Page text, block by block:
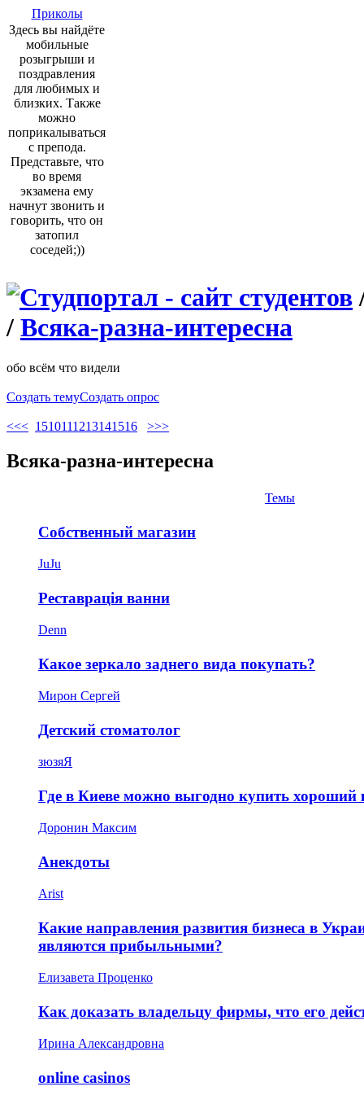
Приколы
Здесь вы найдёте
мобильные
розыгрыши и
поздравления
для любимых и
близких. Также
можно
поприкалываться
с препода.
Представьте, что
во время
экзамена ему
начнут звонить и
говорить, что он
затопил
соседей;))
/ Всяка-разна-интересна
обо всём что видели
Создать темуСоздать опрос
<<< 1 510111213141516 >>>
Всяка-разна-интересна
Темы
Собственный магазин
JuJu
Реставрація ванни
Denn
Какое зеркало заднего вида покупать?
Мирон Сергей
Детский стоматолог
зюзяЯ
Где в Киеве можно выгодно купить хороший
Доронин Максим
Анекдоты
Arist
Какие направления развития бизнеса в
являются прибыльными?
Елизавета Проценко
Как доказать владельцу фирмы, что его
Ирина Александровна
online casinos